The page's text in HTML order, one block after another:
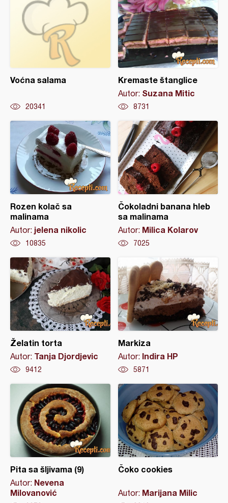
Voćna salama
20341
Kremaste štanglice
Autor: Suzana Mitic
8731
Rozen kolač sa
malinama
Autor: jelena nikolic
10835
Čokoladni banana hleb
sa malinama
Autor: Milica Kolarov
7025
Želatin torta
Autor: Tanja Djordjevic
9412
Markiza
Autor: Indira HP
5871
Pita sa šljivama (9)
Autor: Nevena
Milovanović
Čoko cookies
Autor: Marijana Milic